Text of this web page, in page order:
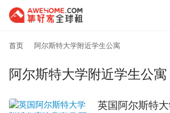
首页 阿尔斯特大学附近学生公寓
阿尔斯特大学附近学生公寓
英国阿尔斯特